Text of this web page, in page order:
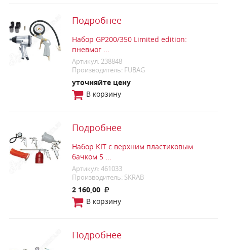
Подробнее
Набор GP200/350 Limited edition:
пневмог ...
Артикул: 238848
Производитель: FUBAG
уточняйте цену
В корзину
Подробнее
Набор KIT с верхним пластиковым
бачком 5 ...
Артикул: 461033
Производитель: SKRAB
2 160,00
В корзину
Подробнее